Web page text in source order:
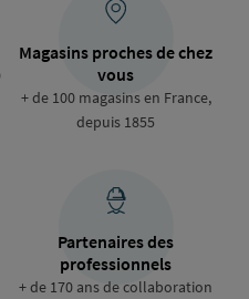
Magasins proches de chez
vous
+ de 100 magasins en France,
depuis 1855
Partenaires des
professionnels
+ de 170 ans de collaboration